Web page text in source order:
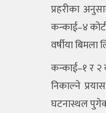
प्रहरीका
कन्काई–४
वर्षीया
कन्काई–१ र २
निकाल्ने
घटनास्थल